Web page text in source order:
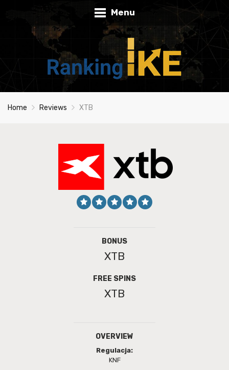
Menu
Home Reviews XTB
BONUS
XTB
FREE SPINS
XTB
OVERVIEW
Regulacja:
KNF